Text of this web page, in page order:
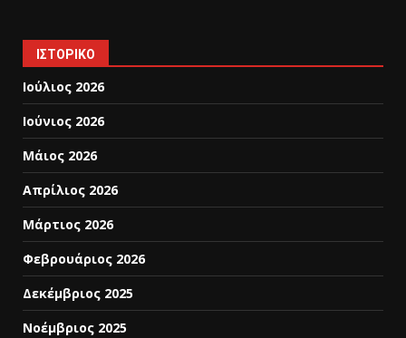
ΙΣΤΟΡΙΚΌ
Ιούλιος 2026
Ιούνιος 2026
Μάιος 2026
Απρίλιος 2026
Μάρτιος 2026
Φεβρουάριος 2026
Δεκέμβριος 2025
Νοέμβριος 2025